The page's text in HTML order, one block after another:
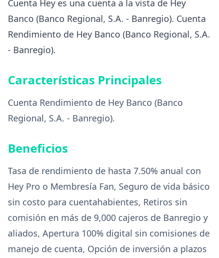
Cuenta Hey es una cuenta a la vista de Hey
Banco (Banco Regional, S.A. - Banregio). Cuenta
Rendimiento de Hey Banco (Banco Regional, S.A.
- Banregio).
Características Principales
Cuenta Rendimiento de Hey Banco (Banco
Regional, S.A. - Banregio).
Beneficios
Tasa de rendimiento de hasta 7.50% anual con
Hey Pro o Membresía Fan, Seguro de vida básico
sin costo para cuentahabientes, Retiros sin
comisión en más de 9,000 cajeros de Banregio y
aliados, Apertura 100% digital sin comisiones de
manejo de cuenta, Opción de inversión a plazos